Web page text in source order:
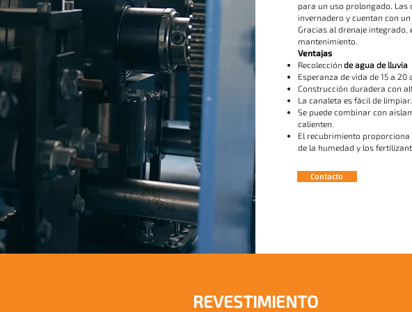
para un uso prolongado. Las
invernadero y cuentan con
Gracias al drenaje integrado,
mantenimiento.
Ventajas
Recolección de agua de lluvia
Esperanza de vida de 15 a 20
Construcción duradera con
La canaleta es fácil de limpiar.
Se puede combinar con
calienten.
El recubrimiento
de la humedad y los
Contacto
REVESTIMIENTO